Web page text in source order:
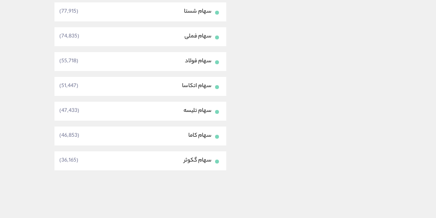
سهام شستا (77,915)
سهام فملی (74,835)
سهام فولاد (55,718)
سهام اتکاسا (51,447)
سهام تلیسه (47,433)
سهام کاما (46,853)
سهام گکوثر (36,165)